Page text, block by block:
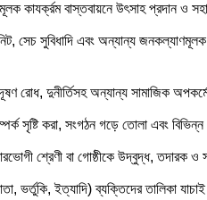
কাযর্ক্রম বাস্তবায়নে উৎসাহ প্রদান ও
সেচ সুবিধাদি এবং অন্যান্য জনকল্যাণমূলক
রোধ, দুনীর্তিসহ অন্যান্য সামাজিক
সৃষ্টি করা, সংগঠন গড়ে তোলা এবং
শ্রেণী বা গোষ্ঠীকে উদ্বুদ্ধ, তদারক ও
ভর্তুকি, ইত্যাদি) ব্যক্তিদের তালিকা যাচাই